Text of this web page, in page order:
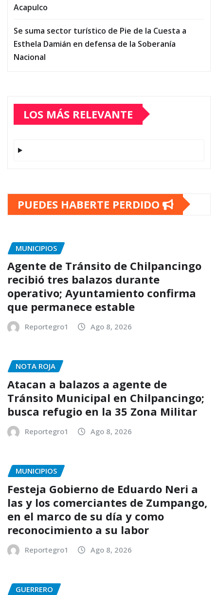
Acapulco
Se suma sector turístico de Pie de la Cuesta a
Esthela Damián en defensa de la Soberanía
Nacional
LOS MÁS RELEVANTE
PUEDES HABERTE PERDIDO
MUNICIPIOS
Agente de Tránsito de Chilpancingo
recibió tres balazos durante
operativo; Ayuntamiento confirma
que permanece estable
Reportegro1 Ago 8, 2026
NOTA ROJA
Atacan a balazos a agente de
Tránsito Municipal en Chilpancingo;
busca refugio en la 35 Zona Militar
Reportegro1 Ago 8, 2026
MUNICIPIOS
Festeja Gobierno de Eduardo Neri a
las y los comerciantes de Zumpango,
en el marco de su día y como
reconocimiento a su labor
Reportegro1 Ago 8, 2026
GUERRERO